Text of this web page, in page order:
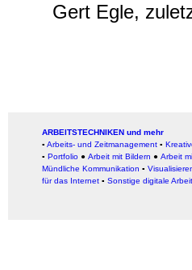
Gert Egle,
ARBEITSTECHNIKEN und mehr
▪ Arbeits- und Zeitmanagement ▪
▪ Portfolio ● Arbeit mit Bildern ● Arbeit
Mündliche Kommunikation ▪
für das Internet ▪ Sonstige digitale